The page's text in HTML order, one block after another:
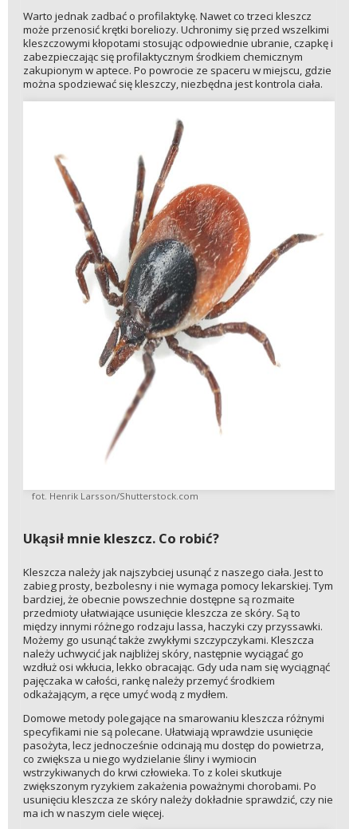
Warto jednak zadbać o profilaktykę. Nawet co trzeci kleszcz
może przenosić krętki boreliozy. Uchronimy się przed wszelkimi
kleszczowymi kłopotami stosując odpowiednie ubranie, czapkę i
zabezpieczając się profilaktycznym środkiem chemicznym
zakupionym w aptece. Po powrocie ze spaceru w miejscu, gdzie
można spodziewać się kleszczy, niezbędna jest kontrola ciała.
fot. Henrik Larsson/Shutterstock.com
Ukąsił mnie kleszcz. Co robić?
Kleszcza należy jak najszybciej usunąć z naszego ciała. Jest to
zabieg prosty, bezbolesny i nie wymaga pomocy lekarskiej. Tym
bardziej, że obecnie powszechnie dostępne są rozmaite
przedmioty ułatwiające usunięcie kleszcza ze skóry. Są to
między innymi różnego rodzaju lassa, haczyki czy przyssawki.
Możemy go usunąć także zwykłymi szczypczykami. Kleszcza
należy uchwycić jak najbliżej skóry, następnie wyciągać go
wzdłuż osi wkłucia, lekko obracając. Gdy uda nam się wyciągnąć
pajęczaka w całości, rankę należy przemyć środkiem
odkażającym, a ręce umyć wodą z mydłem.
Domowe metody polegające na smarowaniu kleszcza różnymi
specyfikami nie są polecane. Ułatwiają wprawdzie usunięcie
pasożyta, lecz jednocześnie odcinają mu dostęp do powietrza,
co zwiększa u niego wydzielanie śliny i wymiocin
wstrzykiwanych do krwi człowieka. To z kolei skutkuje
zwiększonym ryzykiem zakażenia poważnymi chorobami. Po
usunięciu kleszcza ze skóry należy dokładnie sprawdzić, czy nie
ma ich w naszym ciele więcej.